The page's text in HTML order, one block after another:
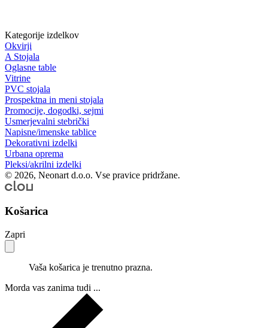
Kategorije izdelkov
Okvirji
A Stojala
Oglasne table
Vitrine
PVC stojala
Prospektna in meni stojala
Promocije, dogodki, sejmi
Usmerjevalni stebrički
Napisne/imenske tablice
Dekorativni izdelki
Urbana oprema
Pleksi/akrilni izdelki
© 2026, Neonart d.o.o. Vse pravice pridržane.
Košarica
Zapri
Vaša košarica je trenutno prazna.
Morda vas zanima tudi ...